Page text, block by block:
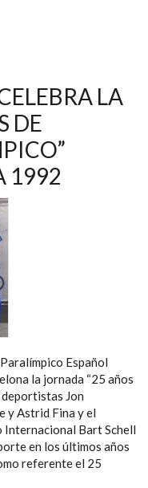
LA
DE
1992
Español
la jornada “25 años
deportistas Jon
y Astrid Fina y el
Internacional Bart Schell
en los últimos años
referente el 25